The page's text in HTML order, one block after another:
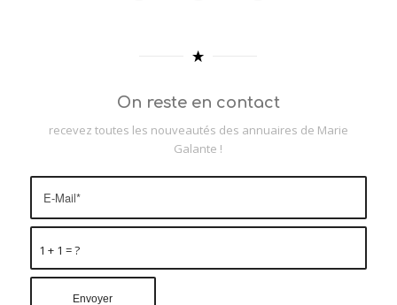
On reste en contact
recevez toutes les nouveautés des annuaires de Marie
Galante !
1 + 1 = ?